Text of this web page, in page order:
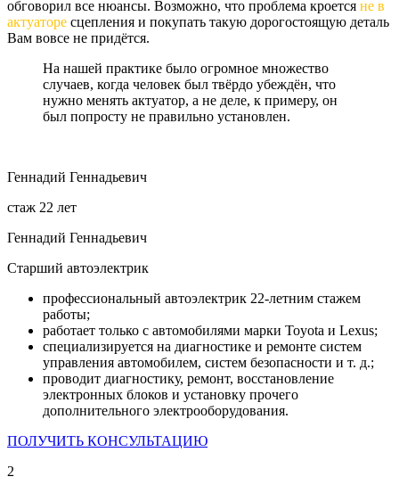
обговорил все нюансы. Возможно, что проблема кроется не в
актуаторе сцепления и покупать такую дорогостоящую деталь
Вам вовсе не придётся.
На нашей практике было огромное множество
случаев, когда человек был твёрдо убеждён, что
нужно менять актуатор, а не деле, к примеру, он
был попросту не правильно установлен.
Геннадий Геннадьевич
стаж 22 лет
Геннадий Геннадьевич
Старший автоэлектрик
профессиональный автоэлектрик 22-летним стажем
работы;
работает только с автомобилями марки Toyota и Lexus;
специализируется на диагностике и ремонте систем
управления автомобилем, систем безопасности и т. д.;
проводит диагностику, ремонт, восстановление
электронных блоков и установку прочего
дополнительного электрооборудования.
ПОЛУЧИТЬ КОНСУЛЬТАЦИЮ
2